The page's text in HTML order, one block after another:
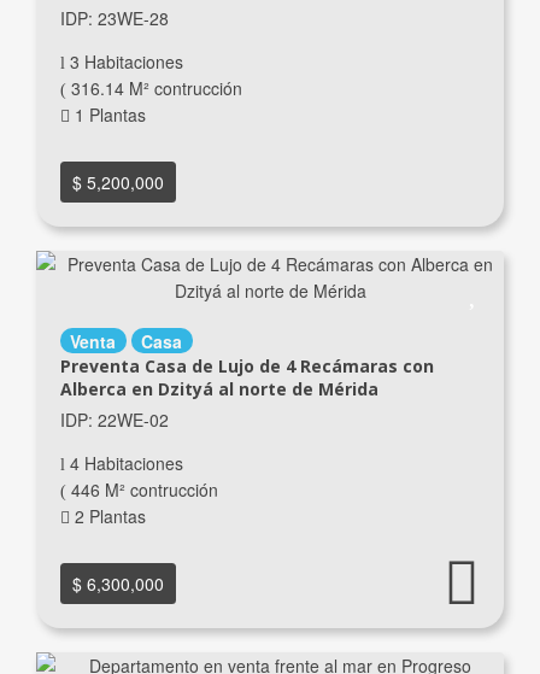
IDP: 23WE-28
3 Habitaciones
316.14 M² contrucción
1 Plantas
$ 5,200,000
Venta Casa
Preventa Casa de Lujo de 4 Recámaras con
Alberca en Dzityá al norte de Mérida
IDP: 22WE-02
4 Habitaciones
446 M² contrucción
2 Plantas
$ 6,300,000